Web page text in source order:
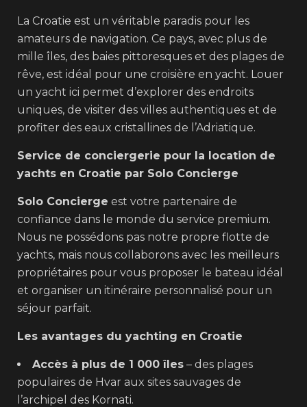
La Croatie est un véritable paradis pour les
amateurs de navigation. Ce pays, avec plus de
mille îles, des baies pittoresques et des plages de
rêve, est idéal pour une croisière en yacht. Louer
un yacht ici permet d’explorer des endroits
uniques, de visiter des villes authentiques et de
profiter des eaux cristallines de l’Adriatique.
Service de conciergerie pour la location de
yachts en Croatie par Solo Concierge
Solo Concierge est votre partenaire de
confiance dans le monde du service premium.
Nous ne possédons pas notre propre flotte de
yachts, mais nous collaborons avec les meilleurs
propriétaires pour vous proposer le bateau idéal
et organiser un itinéraire personnalisé pour un
séjour parfait.
Les avantages du yachting en Croatie
Accès à plus de 1 000 îles – des plages
populaires de Hvar aux sites sauvages de
l’archipel des Kornati.